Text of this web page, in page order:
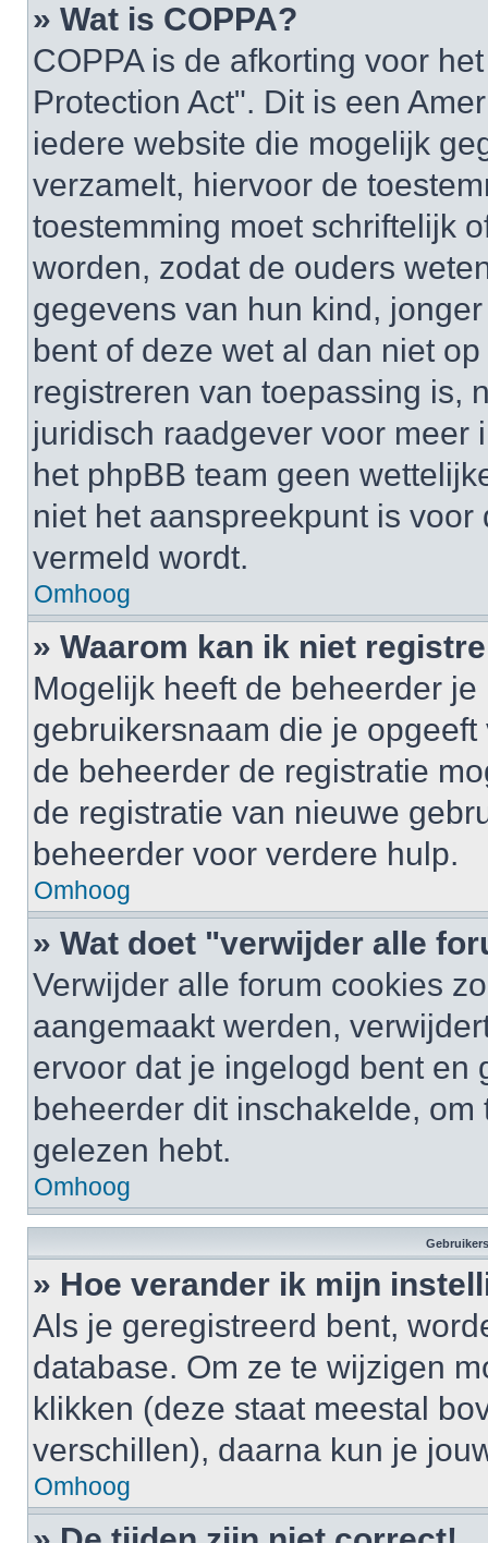
» Wat is COPPA?
COPPA is de afkorting voor
Protection Act". Dit is een
iedere website die mogelijk
verzamelt, hiervoor de
toestemming moet schriftelijk
worden, zodat de ouders
gegevens van hun kind,
bent of deze wet al dan niet
registreren van toepassing is,
juridisch raadgever voor meer
het phpBB team geen
niet het aanspreekpunt is
vermeld wordt.
Omhoog
» Waarom kan ik niet
Mogelijk heeft de beheerder
gebruikersnaam die je
de beheerder de registratie
de registratie van nieuwe
beheerder voor verdere hulp.
Omhoog
» Wat doet "verwijder alle
Verwijder alle forum cookies
aangemaakt werden,
ervoor dat je ingelogd bent en
beheerder dit inschakelde,
gelezen hebt.
Omhoog
» Hoe verander ik mijn
Als je geregistreerd bent,
database. Om ze te wijzigen
klikken (deze staat meestal
verschillen), daarna kun je
Omhoog